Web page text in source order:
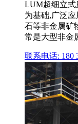
LUM超细立
为基础,广泛
石等非金属矿
常是大型非金
联系电话: 180